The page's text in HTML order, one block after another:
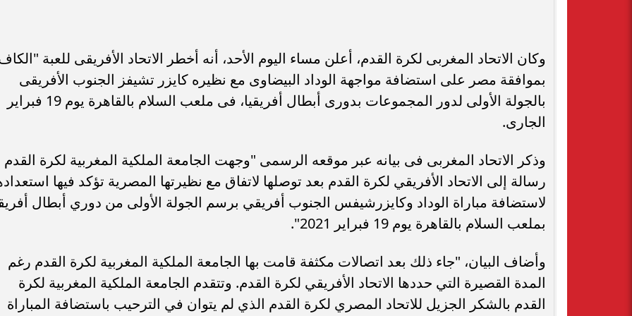
وكان الاتحاد المغربى لكرة القدم، أعلن مساء اليوم الأحد، أنه أخطر الاتحاد الأفريقى للعبة
بموافقة مصر على استضافة مواجهة الوداد البيضاوى مع نظيره كايزر تشيفز الجنوب الأفريقى
بالجولة الأولى لدور المجموعات بدورى أبطال أفريقيا، فى ملعب السلام بالقاهرة يوم 19 فبراير
الجارى.
وذكر الاتحاد المغربى فى بيانه عبر موقعه الرسمى "وجهت الجامعة الملكية المغربية لكرة القدم
رسالة إلى الاتحاد الأفريقي لكرة القدم بعد توصلها لاتفاق مع نظيرتها المصرية تؤكد فيها
لاستضافة مباراة الوداد وكايزرشيفس الجنوب أفريقي برسم الجولة الأولى من دوري أبطال
بملعب السلام بالقاهرة يوم 19 فبراير 2021".
وأضاف البيان، "جاء ذلك بعد اتصالات مكثفة قامت بها الجامعة الملكية المغربية لكرة القدم رغم
المدة القصيرة التي حددها الاتحاد الأفريقي لكرة القدم. وتتقدم الجامعة الملكية المغربية لكرة
القدم بالشكر الجزيل للاتحاد المصري لكرة القدم الذي لم يتوان في الترحيب باستضافة المباراة